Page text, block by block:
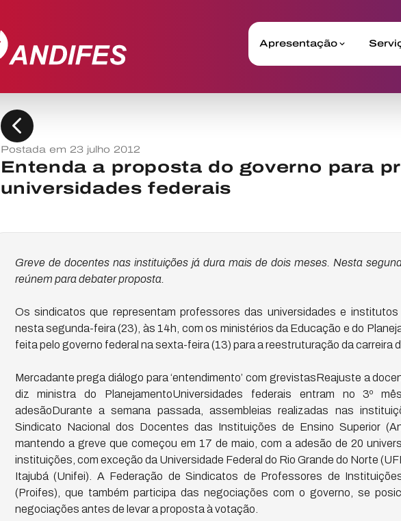
Apresentação
chevron_left
Postada em 23 julho 2012
Entenda a proposta do governo para
universidades federais
Greve de docentes nas instituições já dura mais de dois meses. Nesta
reúnem para debater proposta.
Os sindicatos que representam professores das universidades e
nesta segunda-feira (23), às 14h, com os ministérios da Educação e do
feita pelo governo federal na sexta-feira (13) para a reestruturação da carreira
Mercadante prega diálogo para ‘entendimento’ com grevistasReajuste a
diz ministra do PlanejamentoUniversidades federais entram no 3º
adesãoDurante a semana passada, assembleias realizadas nas
Sindicato Nacional dos Docentes das Instituições de Ensino Superior
mantendo a greve que começou em 17 de maio, com a adesão de 20
instituições, com exceção da Universidade Federal do Rio Grande do Norte
Itajubá (Unifei). A Federação de Sindicatos de Professores de
(Proifes), que também participa das negociações com o governo, se
negociações antes de levar a proposta à votação.